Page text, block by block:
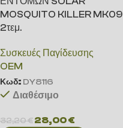
MOSQUITO KILLER MK09
2τεμ.
Συσκευές Παγίδευσης
OEM
Κωδ: DY8116
Διαθέσιμο
32,20€28,00€